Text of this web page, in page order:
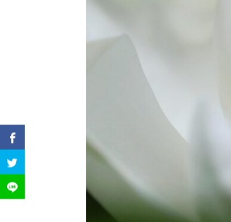
似てる香り①
似てる香り②
3-3.
似てる香り③
5.
【チャプター8】